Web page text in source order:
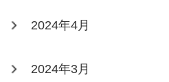
2024年4月
2024年3月